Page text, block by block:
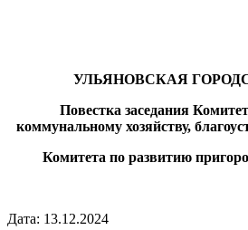
УЛЬЯНОВСКАЯ
Повестка заседания
коммунальному хозяйству,
Комитета по развитию
Дата: 13.12.2024